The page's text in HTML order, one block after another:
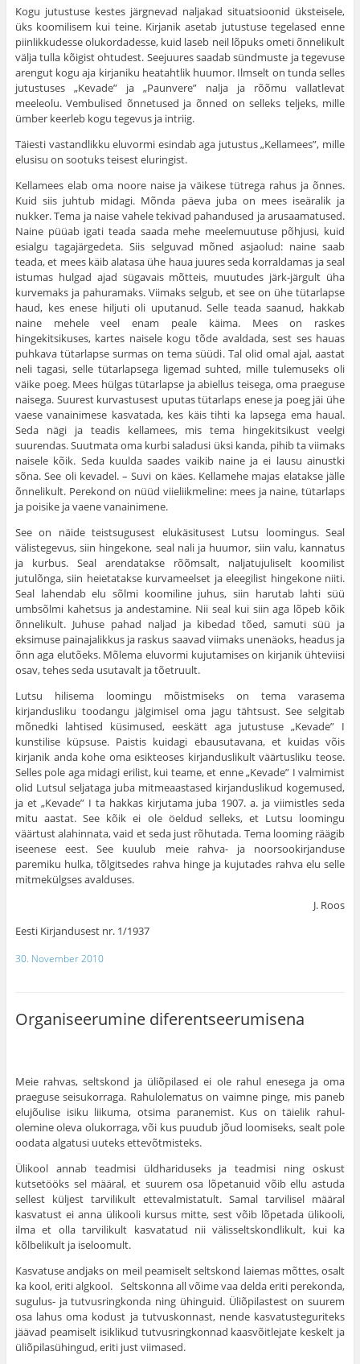
Kogu jutustuse kestes järgnevad naljakad situatsioonid üksteisele,
üks koomilisem kui teine. Kirjanik asetab jutustuse tegelased enne
piinlikkudesse olukordadesse, kuid laseb neil lõpuks ometi õnnelikult
välja tulla kõigist ohtudest. Seejuures saadab sündmuste ja tegevuse
arengut kogu aja kirjaniku heatahtlik huumor. Ilmselt on tunda selles
jutustuses „Kevade” ja „Paunvere” nalja ja rõõmu vallatlevat
meeleolu. Vembulised õnnetused ja õnned on selleks teljeks, mille
ümber keerleb kogu tegevus ja intriig.
Täiesti vastandlikku eluvormi esindab aga jutustus „Kellamees”, mille
elusisu on sootuks teisest eluringist.
Kellamees elab oma noore naise ja väikese tütrega rahus ja õnnes.
Kuid siis juhtub midagi. Mõnda päeva juba on mees iseäralik ja
nukker. Tema ja naise vahele tekivad pahandused ja arusaamatused.
Naine püüab igati teada saada mehe meelemuutuse põhjusi, kuid
esialgu tagajärgedeta. Siis selguvad mõned asjaolud: naine saab
teada, et mees käib alatasa ühe haua juures seda korraldamas ja seal
istumas hulgad ajad sügavais mõtteis, muutudes järk-järgult üha
kurvemaks ja pahuramaks. Viimaks selgub, et see on ühe tütarlapse
haud, kes enese hiljuti oli uputanud. Selle teada saanud, hakkab
naine mehele veel enam peale käima. Mees on raskes
hingekitsikuses, kartes naisele kogu tõde avaldada, sest ses hauas
puhkava tütarlapse surmas on tema süüdi. Tal olid omal ajal, aastat
neli tagasi, selle tütarlapsega ligemad suhted, mille tulemuseks oli
väike poeg. Mees hülgas tütarlapse ja abiellus teisega, oma praeguse
naisega. Suurest kurvastusest uputas tütarlaps enese ja poeg jäi ühe
vaese vanainimese kasvatada, kes käis tihti ka lapsega ema haual.
Seda nägi ja teadis kellamees, mis tema hingekitsikust veelgi
suurendas. Suutmata oma kurbi saladusi üksi kanda, pihib ta viimaks
naisele kõik. Seda kuulda saades vaikib naine ja ei lausu ainustki
sõna. See oli kevadel. – Suvi on käes. Kellamehe majas elatakse jälle
õnnelikult. Perekond on nüüd viieliikmeline: mees ja naine, tütarlaps
ja poisike ja vaene vanainimene.
See on näide teistsugusest elukäsitusest Lutsu loomingus. Seal
välistegevus, siin hingekone, seal nali ja huumor, siin valu, kannatus
ja kurbus. Seal arendatakse rõõmsalt, naljatujuliselt koomilist
jutulõnga, siin heietatakse kurvameelset ja eleegilist hingekone niiti.
Seal lahendab elu sõlmi koomiline juhus, siin harutab lahti süü
umbsõlmi kahetsus ja andestamine. Nii seal kui siin aga lõpeb kõik
õnnelikult. Juhuse pahad naljad ja kibedad tõed, samuti süü ja
eksimuse painajalikkus ja raskus saavad viimaks unenäoks, headus ja
õnn aga elutõeks. Mõlema eluvormi kujutamises on kirjanik ühteviisi
osav, tehes seda usutavalt ja tõetruult.
Lutsu hilisema loomingu mõistmiseks on tema varasema
kirjandusliku toodangu jälgimisel oma jagu tähtsust. See selgitab
mõnedki lahtised küsimused, eeskätt aga jutustuse „Kevade” I
kunstilise küpsuse. Paistis kuidagi ebausutavana, et kuidas võis
kirjanik anda kohe oma esikteoses kirjanduslikult väärtusliku teose.
Selles pole aga midagi erilist, kui teame, et enne „Kevade” I valmimist
olid Lutsul seljataga juba mitmeaastased kirjanduslikud kogemused,
ja et „Kevade” I ta hakkas kirjutama juba 1907. a. ja viimistles seda
mitu aastat. See kõik ei ole öeldud selleks, et Lutsu loomingu
väärtust alahinnata, vaid et seda just rõhutada. Tema looming räägib
iseenese eest. See kuulub meie rahva- ja noorsookirjanduse
paremiku hulka, tõlgitsedes rahva hinge ja kujutades rahva elu selle
mitmekülgses avalduses.
J. Roos
Eesti Kirjandusest nr. 1/1937
30. November 2010
Organiseerumine diferentseerumisena
Meie rahvas, seltskond ja üliõpilased ei ole rahul enesega ja oma
praeguse seisukorraga. Rahulolematus on vaimne pinge, mis paneb
elujõulise isiku liikuma, otsima paranemist. Kus on täielik rahul­
olemine oleva olukorraga, või kus puu­dub jõud loomiseks, sealt pole
oodata algatusi uuteks ettevõtmisteks.
Ülikool annab teadmisi üldhariduseks ja teadmisi ning oskust
kutsetööks sel määral, et suurem osa lõpetanuid võib ellu astuda
sellest küljest tarvilikult ette­valmistatult. Samal tarvilisel määral
kasvatust ei anna ülikooli kursus mitte, sest võib lõpetada ülikooli,
ilma et olla tarvilikult kasvatatud nii välisseltskondlikult, kui ka
kõlbelikult ja iseloomult.
Kasvatuse andjaks on meil peamiselt seltskond laiemas mõttes, osalt
ka kool, eriti algkool. Seltskonna all võime vaa delda eriti perekonda,
sugulus- ja tutvus­ringkonda ning ühinguid. Üliõpilastest on suurem
osa lahus oma kodust ja tutvuskonnast, nende kasvatusteguriteks
jäävad peamiselt isiklikud tutvusring­konnad kaasvõitlejate keskelt ja
üliõpi­lasühingud, eriti just viimased.